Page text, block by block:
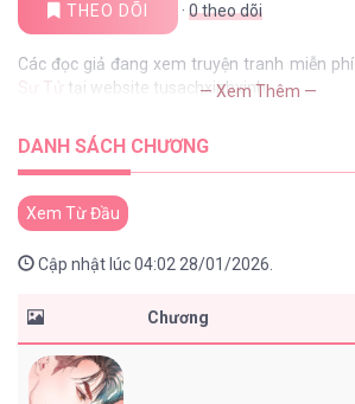
THEO DÕI · 0theo dõi
Các đọc giả đang xem truyện tranh miễn phí
Sư Tử
tại website tusachxinhxinh
— Xem Thêm —
DANH SÁCH CHƯƠNG
Xem Từ Đầu
Cập nhật lúc 04:02 28/01/2026.
Chương